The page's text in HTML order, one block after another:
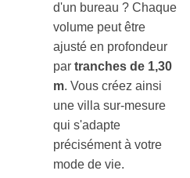
d'un bureau ? Chaque
volume peut être
ajusté en profondeur
par tranches de 1,30
m. Vous créez ainsi
une villa sur-mesure
qui s'adapte
précisément à votre
mode de vie.